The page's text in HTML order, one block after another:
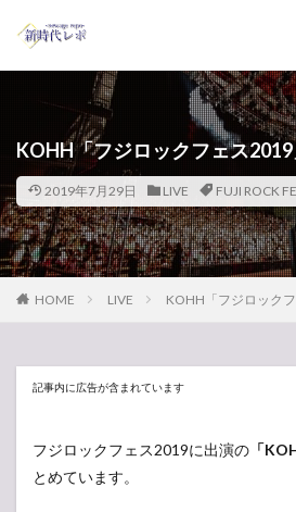
KOHH「フジロックフェス
2019年7月29日 LIVE FUJI ROCK
HOME LIVE KOHH「フジロック
記事内に広告が含まれています
フジロックフェス2019に出演の 「
とめています。